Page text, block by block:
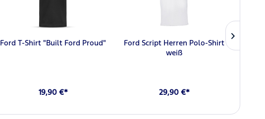
Ford T-Shirt "Built Ford Proud"
19,90 €*
Ford Script Herren Polo-Shirt
weiß
29,90 €*